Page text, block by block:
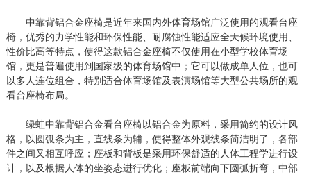
中靠背铝合金座椅是近年来国内外体育场馆广泛使用的观看台座
椅，优秀的力学性能和环保性能、耐腐蚀性能适应全天候环境使用、
性价比高等特点，使得这款铝合金座椅不仅使用在小型学校体育场
馆，更是普遍使用到国家级的体育场馆中；它可以做成单人位，也可
以多人连位组合，特别适合体育场馆及表演场馆等大型公共场所的观
看台座椅布局。
绿蛙中靠背铝合金看台座椅以铝合金为原料，采用简约的设计风
格，以圆弧条为主，直线条为辅，使得整体外观线条简洁明了，各部
件之间又相互呼应；座板和背板是采用环保舒适的人体工程学进行设
计，以及根据人体的坐姿态进行优化；座板前端向下圆弧折弯，中部